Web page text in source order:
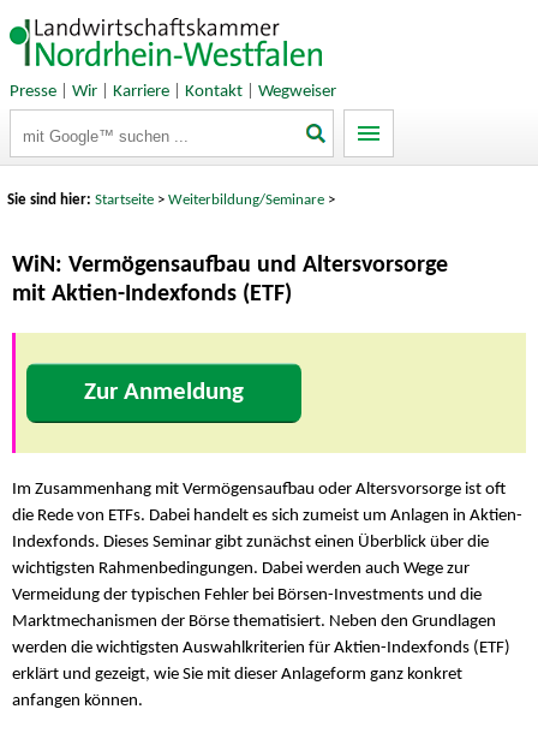
Presse| Wir| Karriere| Kontakt| Wegweiser
Sie sind hier:Startseite >Weiterbildung/Seminare >
WiN: Vermögensaufbau und Altersvorsorge
mit Aktien-Indexfonds (ETF)
Zur Anmeldung
Im Zusammenhang mit Vermögensaufbau oder Altersvorsorge ist oft
die Rede von ETFs. Dabei handelt es sich zumeist um Anlagen in Aktien-
Indexfonds. Dieses Seminar gibt zunächst einen Überblick über die
wichtigsten Rahmenbedingungen. Dabei werden auch Wege zur
Vermeidung der typischen Fehler bei Börsen-Investments und die
Marktmechanismen der Börse thematisiert. Neben den Grundlagen
werden die wichtigsten Auswahlkriterien für Aktien-Indexfonds (ETF)
erklärt und gezeigt, wie Sie mit dieser Anlageform ganz konkret
anfangen können.